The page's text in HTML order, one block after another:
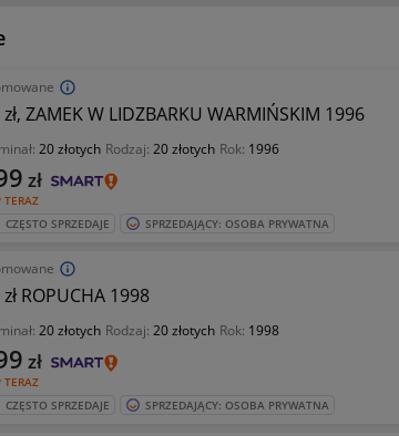
ZAMEK W LIDZBARKU WARMIŃSKIM 1996
20 złotych Rodzaj: 20 złotych Rok: 1996
TERAZ
zł
CZĘSTO SPRZEDAJE SPRZEDAJĄCY: OSOBA PRYWATNA
ROPUCHA 1998
20 złotych Rodzaj: 20 złotych Rok: 1998
TERAZ
zł
CZĘSTO SPRZEDAJE SPRZEDAJĄCY: OSOBA PRYWATNA